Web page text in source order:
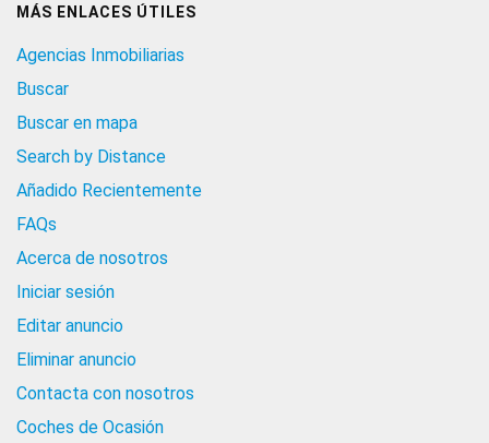
MÁS ENLACES ÚTILES
Agencias Inmobiliarias
Buscar
Buscar en mapa
Search by Distance
Añadido Recientemente
FAQs
Acerca de nosotros
Iniciar sesión
Editar anuncio
Eliminar anuncio
Contacta con nosotros
Coches de Ocasión